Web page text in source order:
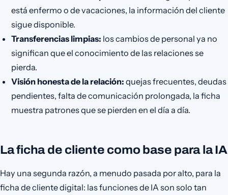
está enfermo o de vacaciones, la información del cliente
sigue disponible.
Transferencias limpias: los cambios de personal ya no
significan que el conocimiento de las relaciones se
pierda.
Visión honesta de la relación: quejas frecuentes, deudas
pendientes, falta de comunicación prolongada, la ficha
muestra patrones que se pierden en el día a día.
La ficha de cliente como base para la IA
Hay una segunda razón, a menudo pasada por alto, para la
ficha de cliente digital: las funciones de IA son solo tan